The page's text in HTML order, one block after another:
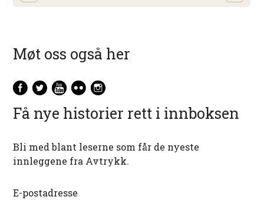
Møt oss også her
Få nye historier rett i innboksen
Bli med blant leserne som får de nyeste
innleggene fra Avtrykk.
E-postadresse